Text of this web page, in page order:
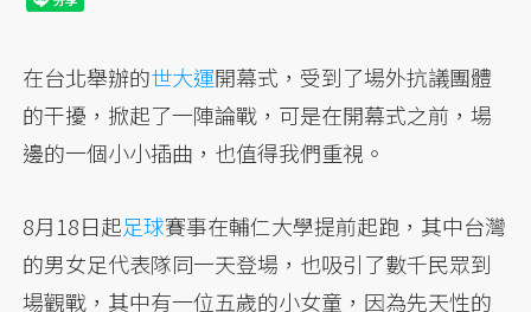
在台北舉辦的世大運開幕式，受到了場外抗議團體
的干擾，掀起了一陣論戰，可是在開幕式之前，場
邊的一個小小插曲，也值得我們重視。
8月18日起足球賽事在輔仁大學提前起跑，其中台灣
的男女足代表隊同一天登場，也吸引了數千民眾到
場觀戰，其中有一位五歲的小女童，因為先天性的